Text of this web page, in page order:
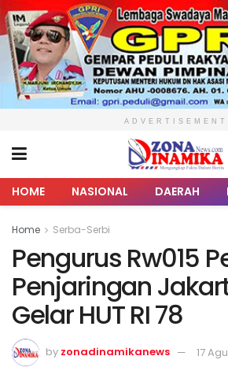
ADVERTISEMENT
HOME NASIONAL DAERAH
Home Serba-Serbi
Pengurus Rw015
Penjaringan
Gelar HUT RI 78
by zonadinamikanews 17